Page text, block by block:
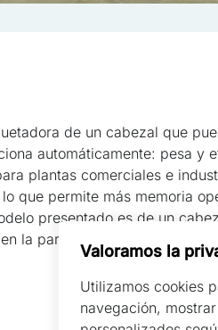
de un cabezal que
automáticamente: pesa y
plantas comerciales e
que permite más memoria
presentado es de un
la parte superior del paquete.
Valoramos la
Utilizamos cookies
navegación,
son cruciales para las
no almacenan ningún dato que
permiten que el sitio
el idioma preferido o la región en